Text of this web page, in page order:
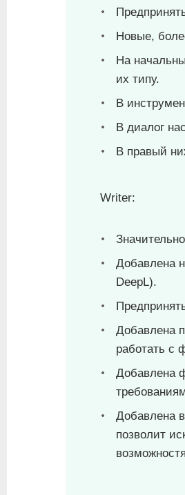
Новые,
На
их типу.
В
В диалог
В правый
Writer:
Добавлена
DeepL).
Добавлена
работать с
Добавлена
Добавлена
позволит